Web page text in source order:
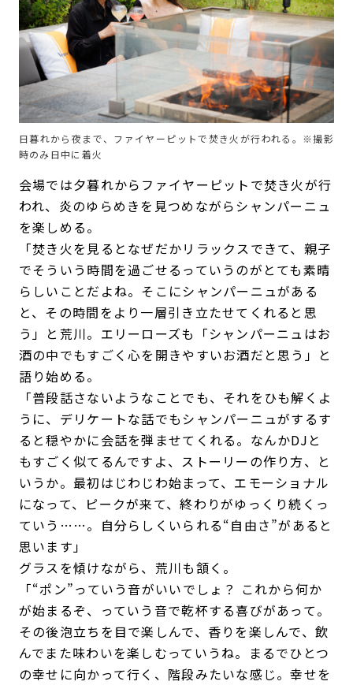
日暮れから夜まで、ファイヤーピットで焚き火が行われる。※撮影
時のみ日中に着火
会場では夕暮れからファイヤーピットで焚き火が行
われ、炎のゆらめきを見つめながらシャンパーニュ
を楽しめる。
「焚き火を見るとなぜだかリラックスできて、親子
でそういう時間を過ごせるっていうのがとても素晴
らしいことだよね。そこにシャンパーニュがある
と、その時間をより一層引き立たせてくれると思
う」と荒川。エリーローズも「シャンパーニュはお
酒の中でもすごく心を開きやすいお酒だと思う」と
語り始める。
「普段話さないようなことでも、それをひも解くよ
うに、デリケートな話でもシャンパーニュがするす
ると穏やかに会話を弾ませてくれる。なんかDJと
もすごく似てるんですよ、ストーリーの作り方、と
いうか。最初はじわじわ始まって、エモーショナル
になって、ピークが来て、終わりがゆっくり続くっ
ていう……。自分らしくいられる“自由さ”があると
思います」
グラスを傾けながら、荒川も頷く。
「“ポン”っていう音がいいでしょ？ これから何か
が始まるぞ、っていう音で乾杯する喜びがあって。
その後泡立ちを目で楽しんで、香りを楽しんで、飲
んでまた味わいを楽しむっていうね。まるでひとつ
の幸せに向かって行く、階段みたいな感じ。幸せを